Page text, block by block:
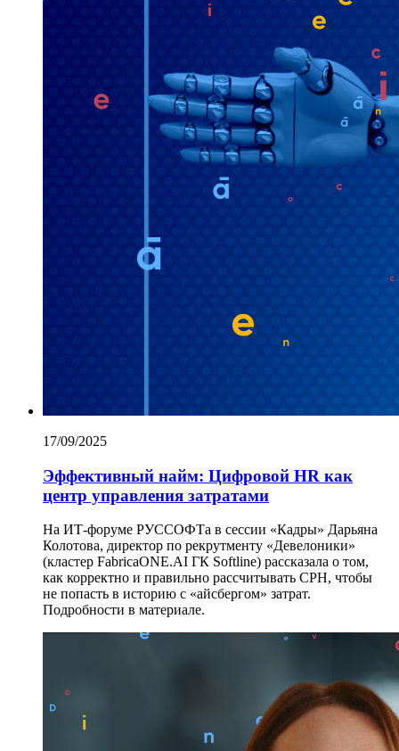
17/09/2025
Эффективный найм: Цифровой HR как
центр управления затратами
На ИТ-форуме РУССОФТа в сессии «Кадры» Дарьяна
Колотова, директор по рекрутменту «Девелоники»
(кластер FabricaONE.AI ГК Softline) рассказала о том,
как корректно и правильно рассчитывать CPH, чтобы
не попасть в историю с «айсбергом» затрат.
Подробности в материале.